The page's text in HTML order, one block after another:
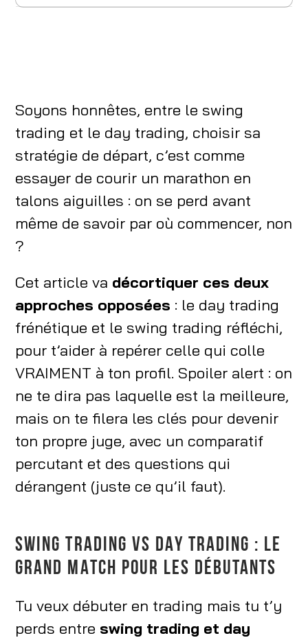
vagues du marché
Le face-à-face : le tableau comparatif
Alors, quel trader es-tu ? Choisir ta stratégie
selon ton profil
La gestion du risque : la règle d'or pour ne pas
tout perdre
choisir
FAQ
Soyons honnêtes, entre le swing
trading et le day trading, choisir sa
stratégie de départ, c’est comme
essayer de courir un marathon en
talons aiguilles : on se perd avant
même de savoir par où commencer, non
?
Cet article va décortiquer ces deux
approches opposées : le day trading
frénétique et le swing trading réfléchi,
pour t’aider à repérer celle qui colle
VRAIMENT à ton profil. Spoiler alert : on
ne te dira pas laquelle est la meilleure,
mais on te filera les clés pour devenir
ton propre juge, avec un comparatif
percutant et des questions qui
dérangent (juste ce qu’il faut).
SWING TRADING VS DAY TRADING : LE
GRAND MATCH POUR LES DÉBUTANTS
Tu veux débuter en trading mais tu t’y
perds entre swing trading et day